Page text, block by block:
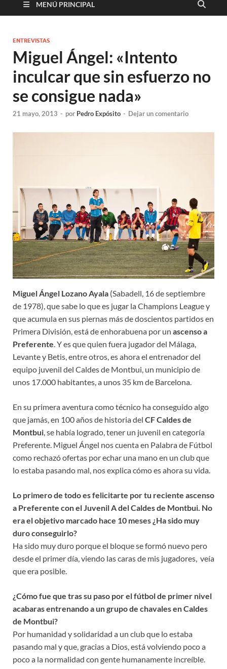
MENÚ PRINCIPAL
ENTREVISTAS
Miguel Ángel: «Intento
inculcar que sin esfuerzo no
se consigue nada»
21 mayo, 2013 - por Pedro Expósito - Dejar un comentario
Miguel Ángel Lozano Ayala (Sabadell, 16 de septiembre
de 1978), que sabe lo que es jugar la Champions League y
que acumula en sus piernas más de doscientos partidos en
Primera División, está de enhorabuena por un ascenso a
Preferente . Y es que quien fuera jugador del Málaga,
Levante y Betis, entre otros, es ahora el entrenador del
equipo juvenil del Caldes de Montbui, un municipio de
unos 17.000 habitantes, a unos 35 km de Barcelona.
En su primera aventura como técnico ha conseguido algo
que jamás, en 100 años de historia del CF Caldes de
Montbui , se había logrado, tener un juvenil en categoría
Preferente. Miguel Ángel nos cuenta en Palabra de Fútbol
como rechazó ofertas por echar una mano en un club que
lo estaba pasando mal, nos explica cómo es ahora su vida.
Lo primero de todo es felicitarte por tu reciente ascenso
a Preferente con el Juvenil A del Caldes de Montbui. No
era el objetivo marcado hace 10 meses ¿Ha sido muy
duro conseguirlo?
Ha sido muy duro porque el bloque se formó nuevo pero
desde el primer día, viendo las caras de mis jugadores, veía
que era posible.
¿Cómo fue que tras su paso por el fútbol de primer nivel
acabaras entrenando a un grupo de chavales en Caldes
de Montbui?
Por humanidad y solidaridad a un club que lo estaba
pasando mal y que, gracias a Dios, está volviendo poco a
poco a la normalidad con gente humanamente increíble.